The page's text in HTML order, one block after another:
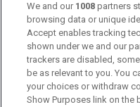
Om oss
Kontakta oss
Kundtjänst
Sponsor: Rekatochklart
We and our 1008 partners
browsing data or unique
Accept enables tracking
shown under we and our
trackers are disabled,
be as relevant to you. You
your choices or withdraw
Show Purposes link on